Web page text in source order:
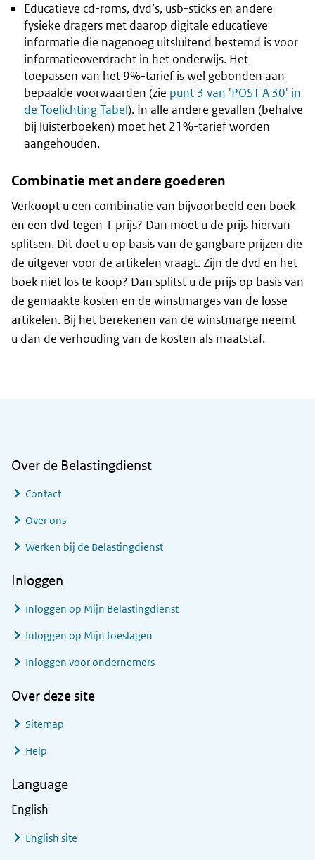
Educatieve cd-roms, dvd’s, usb-sticks en andere
fysieke dragers met daarop digitale educatieve
informatie die nagenoeg uitsluitend bestemd is voor
informatieoverdracht in het onderwijs. Het
toepassen van het 9%-tarief is wel gebonden aan
bepaalde voorwaarden (zie punt 3 van 'POST A 30' in
de Toelichting Tabel). In alle andere gevallen (behalve
bij luisterboeken) moet het 21%-tarief worden
aangehouden.
Combinatie met andere goederen
Verkoopt u een combinatie van bijvoorbeeld een boek
en een dvd tegen 1 prijs? Dan moet u de prijs hiervan
splitsen. Dit doet u op basis van de gangbare prijzen die
de uitgever voor de artikelen vraagt. Zijn de dvd en het
boek niet los te koop? Dan splitst u de prijs op basis van
de gemaakte kosten en de winstmarges van de losse
artikelen. Bij het berekenen van de winstmarge neemt
u dan de verhouding van de kosten als maatstaf.
Over de Belastingdienst
Contact
Over ons
Werken bij de Belastingdienst
Inloggen
Inloggen op Mijn Belastingdienst
Inloggen op Mijn toeslagen
Inloggen voor ondernemers
Over deze site
Sitemap
Help
Language
English
English site